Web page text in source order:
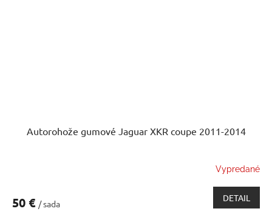
Autorohože gumové Jaguar XKR coupe 2011-2014
Vypredané
50 € / sada
DETAIL